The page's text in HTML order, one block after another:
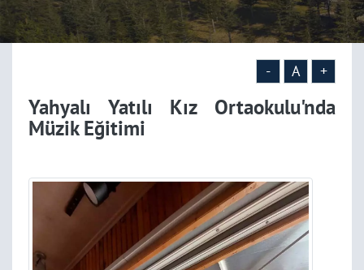
- A +
Yahyalı Yatılı Kız Ortaokulu'nda
Müzik Eğitimi